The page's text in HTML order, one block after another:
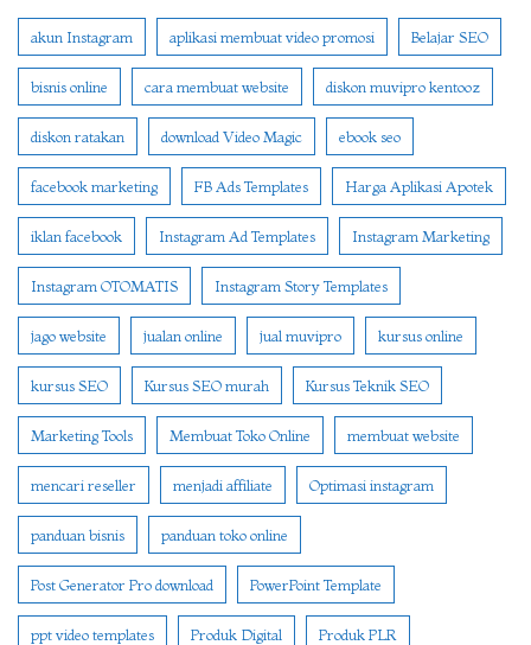
akun Instagram aplikasi membuat video promosi Belajar SEO
bisnis online cara membuat website diskon muvipro kentooz
diskon ratakan download Video Magic ebook seo
facebook marketing FB Ads Templates Harga Aplikasi Apotek
iklan facebook Instagram Ad Templates Instagram Marketing
Instagram OTOMATIS Instagram Story Templates
jago website jualan online jual muvipro kursus online
kursus SEO Kursus SEO murah Kursus Teknik SEO
Marketing Tools Membuat Toko Online membuat website
mencari reseller menjadi affiliate Optimasi instagram
panduan bisnis panduan toko online
Post Generator Pro download PowerPoint Template
ppt video templates Produk Digital Produk PLR